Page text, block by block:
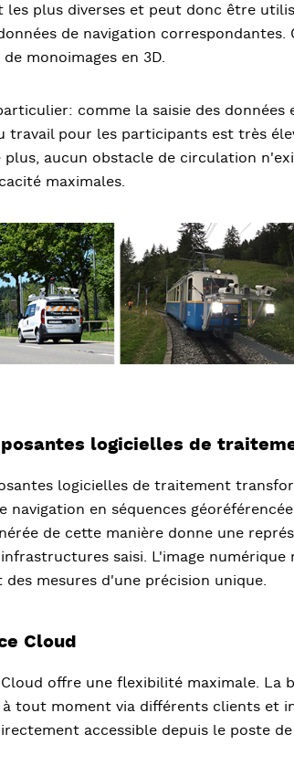
les plus diverses et peut donc être
de navigation
de monoimages en 3D.
comme la saisie des
travail pour les participants est très
plus, aucun obstacle de circulation
maximales.
logicielles de
logicielles de traitement
navigation en séquences
de cette manière donne une
saisi. L'image
mesures d'une précision unique.
Cloud
offre une flexibilité maximale. La
à tout moment via différents clients et
accessible depuis le poste